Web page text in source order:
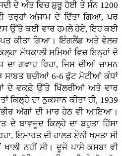
ਦੇ ਅੰਤ ਵਿਚ ਸ਼ੁਰੂ ਹੋਈ ਤੇ ਸੰਨ 1200
ਤਰ੍ਹਾਂ ਅੰਜਾਮ ਦੇ ਦਿੱਤਾ ਗਿਆ, ਪਰ
ਉੱਤੇ ਕਈ ਵਾਰ ਹਮਲੇ ਹੋਏ, ਇਹ ਕਈ
ਕੀਤਾ ਗਿਆ। ਇੰਗਲੈਂਡ ਅਤੇ ਵੇਲਜ਼
ਮੱਧਕਾਲੀ ਸਮਿਆਂ ਵਿਚ ਇਨ੍ਹਾਂ ਦੋ
ਗਵਾਹ ਰਿਹਾ, ਜਿਸ ਦੀਆਂ ਜ਼ਾਮਨ
ਬਚੀਆਂ 6-6 ਫੁੱਟ ਮੋਟੀਆਂ ਕੰਧਾਂ
ਦੇ ਵਕਫ਼ੇ ਉੱਤੇ ਖਿੱਲਰੀਆਂ ਅਤੇ ਵਾਰ
ਕਿਲ੍ਹੇ ਦਾ ਨੁਕਸਾਨ ਕੀਤਾ ਹੀ, 1939
ਅੱਗਾਂ ਦੀ ਮਾਰ ਹੇਠ ਵੀ ਆਇਆ।
ਦੇ ਬਾਵਜੂਦ ਕਿਲ੍ਹੇ ਦਾ ਬਹੁਤਾ ਹਿੱਸਾ
ਇਮਾਰਤ ਦੀ ਹਾਲਤ ਏਨੀ ਖਸਤਾ ਸੀ
ਨਹੀਂ ਸੀ। ਦੂਜੇ ਪਾਸੇ ਕਸਬਾ ਵੀ